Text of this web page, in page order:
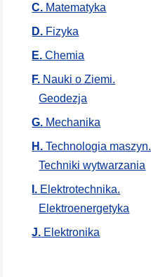
C. Matematyka
D. Fizyka
E. Chemia
F. Nauki o Ziemi.
Geodezja
G. Mechanika
H. Technologia maszyn.
Techniki wytwarzania
I. Elektrotechnika.
Elektroenergetyka
J. Elektronika